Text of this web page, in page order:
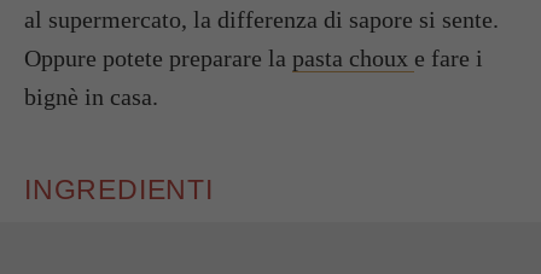
al supermercato, la differenza di sapore si sente.
Oppure potete preparare la pasta choux e fare i
bignè in casa.
INGREDIENTI